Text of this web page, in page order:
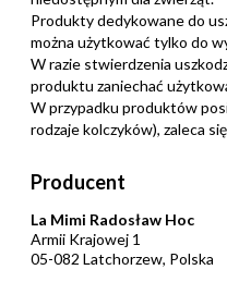
Produkty dedykowane do
można użytkować tylko do
W razie stwierdzenia
produktu zaniechać
W przypadku produktów
rodzaje kolczyków), zaleca
Producent
La Mimi Radosław Hoc
Armii Krajowej 1
05-082 Latchorzew, Polska